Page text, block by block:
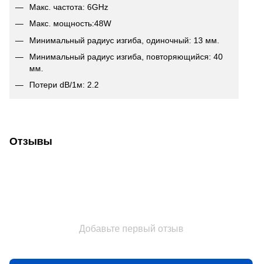
Макс. частота: 6GHz
Макс. мощность:48W
Минимальный радиус изгиба, одиночный: 13 мм.
Минимальный радиус изгиба, повторяющийся: 40
мм.
Потери dB/1м: 2.2
Отзывы
Добавьте первый отзыв